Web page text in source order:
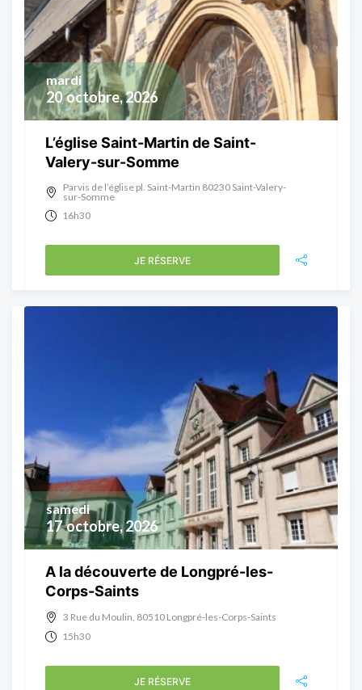
20 octobre, 2026
mardi
L’église Saint-Martin de Saint-
Valery-sur-Somme
Parvis de l’église pl. Saint-Martin 80230 Saint-Valery-
sur-Somme
16h30
JE RÉSERVE
17 octobre, 2026
samedi
A la découverte de Longpré-les-
Corps-Saints
3 Rue du Moulin, 80510 Longpré-les-Corps-Saints
15h30
JE RÉSERVE